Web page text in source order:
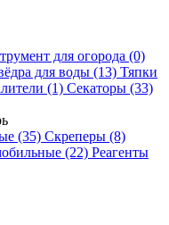
для огорода (0)
для воды (13) Тяпки
(1) Секаторы (33)
(35) Скреперы (8)
(22) Реагенты